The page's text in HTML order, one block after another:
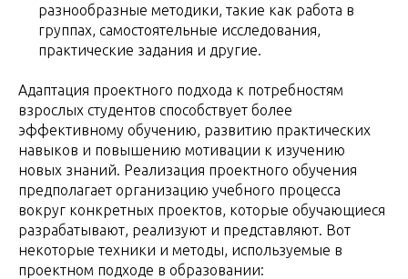
разнообразные методики, такие как работа в
группах, самостоятельные исследования,
практические задания и другие.
Адаптация проектного подхода к потребностям
взрослых студентов способствует более
эффективному обучению, развитию практических
навыков и повышению мотивации к изучению
новых знаний. Реализация проектного обучения
предполагает организацию учебного процесса
вокруг конкретных проектов, которые обучающиеся
разрабатывают, реализуют и представляют. Вот
некоторые техники и методы, используемые в
проектном подходе в образовании: